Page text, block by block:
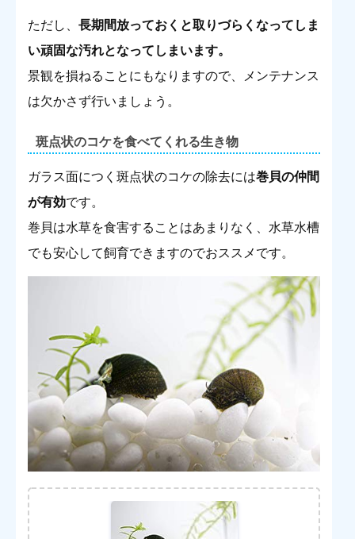
ただし、 長期間放っておくと取りづらくなってしま
い頑固な汚れとなってしまいます。
景観を損ねることにもなりますので、メンテナンス
は欠かさず行いましょう。
斑点状のコケを食べてくれる生き物
ガラス面につく斑点状のコケの除去には巻貝の仲間
が有効です。
巻貝は水草を食害することはあまりなく、水草水槽
でも安心して飼育できますのでおススメです。